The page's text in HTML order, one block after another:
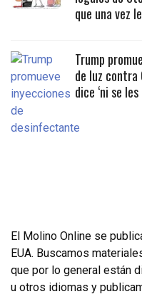
que una vez
Trump
de luz contra
dice ‘ni se
El Molino Online se
EUA. Buscamos
que por lo general están
u otros idiomas y